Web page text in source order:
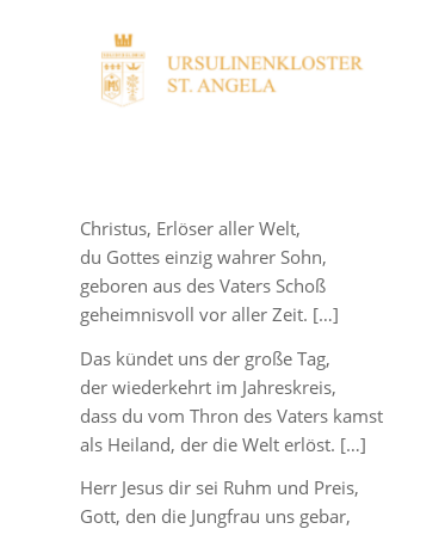
Christus, Erlöser aller Welt,
du Gottes einzig wahrer Sohn,
geboren aus des Vaters Schoß
geheimnisvoll vor aller Zeit. […]
Das kündet uns der große Tag,
der wiederkehrt im Jahreskreis,
dass du vom Thron des Vaters kamst
als Heiland, der die Welt erlöst. […]
Herr Jesus dir sei Ruhm und Preis,
Gott, den die Jungfrau uns gebar,